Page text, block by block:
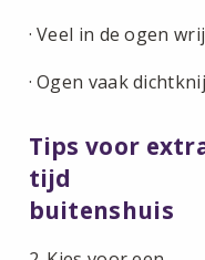
· Veel in de ogen
· Ogen vaak
Tips voor
tijd
buitenshuis